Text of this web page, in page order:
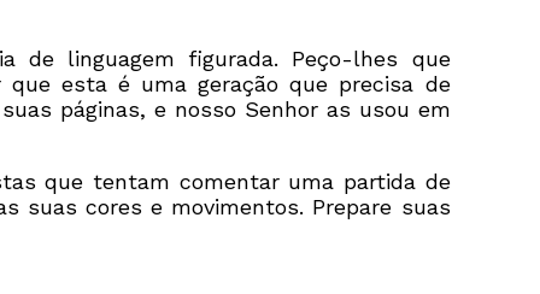
de linguagem figurada. Peço-lhes que
esta é uma geração que precisa de
páginas, e nosso Senhor as usou em
que tentam comentar uma partida de
suas cores e movimentos. Prepare suas